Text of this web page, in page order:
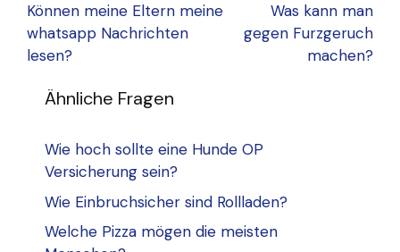
Können meine Eltern meine
whatsapp Nachrichten
lesen?
Was kann man
gegen Furzgeruch
machen?
Ähnliche Fragen
Wie hoch sollte eine Hunde OP
Versicherung sein?
Wie Einbruchsicher sind Rollladen?
Welche Pizza mögen die meisten